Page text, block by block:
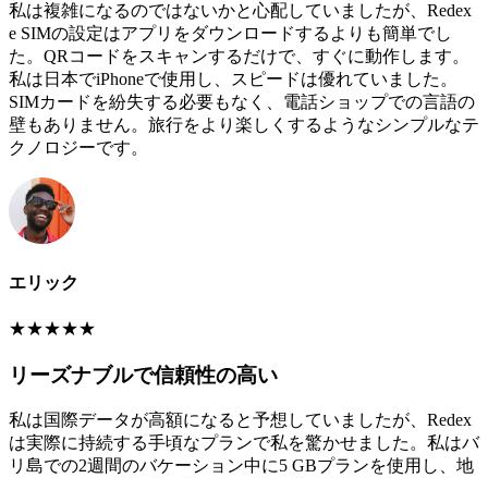
私は複雑になるのではないかと心配していましたが、Redex
e SIMの設定はアプリをダウンロードするよりも簡単でし
た。QRコードをスキャンするだけで、すぐに動作します。
私は日本でiPhoneで使用し、スピードは優れていました。
SIMカードを紛失する必要もなく、電話ショップでの言語の
壁もありません。旅行をより楽しくするようなシンプルなテ
クノロジーです。
エリック
★★★★★
リーズナブルで信頼性の高い
私は国際データが高額になると予想していましたが、Redex
は実際に持続する手頃なプランで私を驚かせました。私はバ
リ島での2週間のバケーション中に5 GBプランを使用し、地